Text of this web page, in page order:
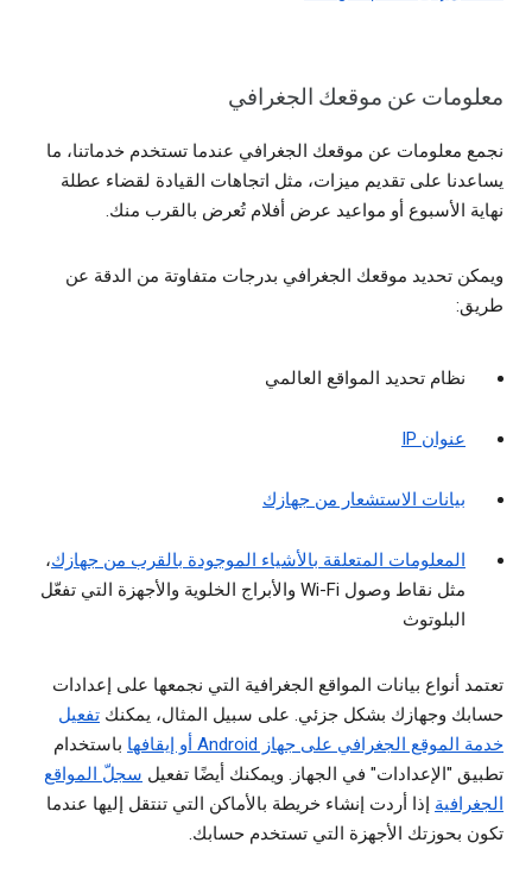
معلومات عن موقعك الجغرافي
نجمع معلومات عن موقعك الجغرافي عندما تستخدم خدماتنا، ما
يساعدنا على تقديم ميزات، مثل اتجاهات القيادة لقضاء عطلة
نهاية الأسبوع أو مواعيد عرض أفلام تُعرض بالقرب منك.
ويمكن تحديد موقعك الجغرافي بدرجات متفاوتة من الدقة عن
طريق:
نظام تحديد المواقع العالمي
عنوان IP
بيانات الاستشعار من جهازك
المعلومات المتعلقة بالأشياء الموجودة بالقرب من جهازك،
مثل نقاط وصول Wi-Fi والأبراج الخلوية والأجهزة التي تفعّل
البلوتوث
تعتمد أنواع بيانات المواقع الجغرافية التي نجمعها على إعدادات
حسابك وجهازك بشكل جزئي. على سبيل المثال، يمكنك تفعيل
خدمة الموقع الجغرافي على جهاز Android أو إيقافها
باستخدام
تطبيق "الإعدادات" في الجهاز. ويمكنك أيضًا تفعيل سجلّ المواقع
الجغرافية إذا أردت إنشاء خريطة بالأماكن التي تنتقل إليها عندما
تكون بحوزتك الأجهزة التي تستخدم حسابك.